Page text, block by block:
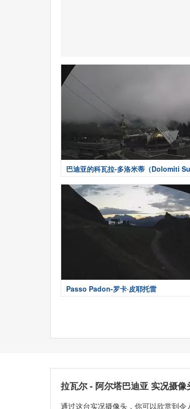
巴迪亚的科瓦拉-多洛米蒂（Dolomiti
天气
Passo Padon-罗卡·皮耶托雷
拉瓦尔 - 阿尔塔巴迪亚 实况摄像
通过这台实况摄像头，你可以欣赏到